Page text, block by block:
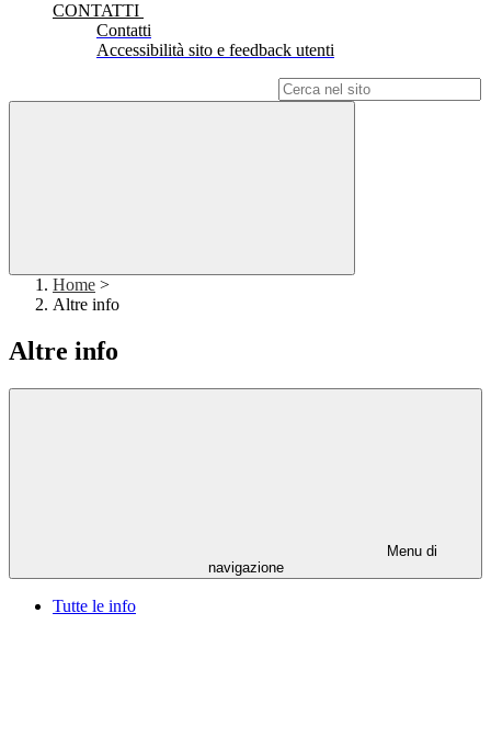
CONTATTI
Contatti
Accessibilità sito e feedback utenti
Home >
Altre info
Altre info
Menu di
navigazione
Tutte le info